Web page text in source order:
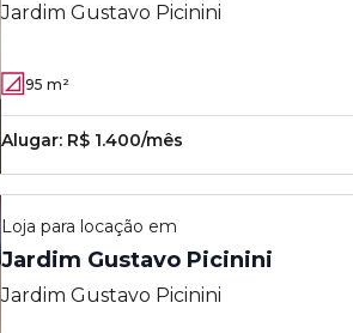
Jardim Gustavo Picinini
95 m²
Alugar: R$ 1.400/mês
Loja para locação em
Jardim Gustavo Picinini
Jardim Gustavo Picinini